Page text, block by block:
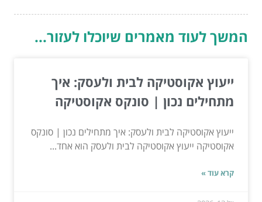
המשך לעוד מאמרים שיוכלו לעזור...
ייעוץ אקוסטיקה לבית ולעסק: איך
מתחילים נכון | סונקס אקוסטיקה
ייעוץ אקוסטיקה לבית ולעסק: איך מתחילים נכון | סונקס
אקוסטיקה ייעוץ אקוסטיקה לבית ולעסק הוא אחד...
קרא עוד »